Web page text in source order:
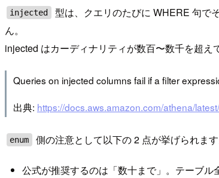
injected
型は、クエリのたびに WHERE 句で
ん。
injected はカーディナリティが数百〜数千を超え
Queries on injected columns fail if a filter
出典: https://docs.aws.amazon.com/athena/
enum 側の注意として以下の 2 点が挙げられます
公式が推奨するのは「数十まで」。テーブ